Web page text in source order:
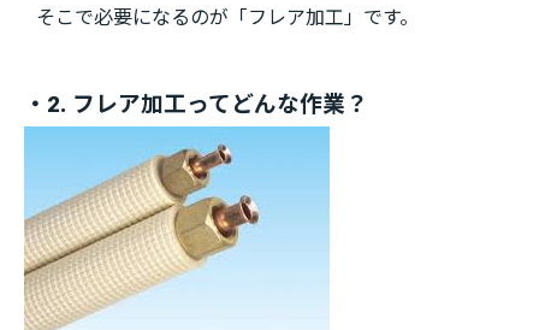
そこで必要になるのが「フレア加工」です。
・2. フレア加工ってどんな作業？